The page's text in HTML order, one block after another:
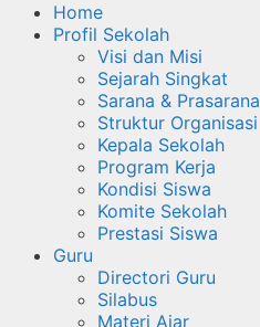
Home
Profil Sekolah
Visi dan Misi
Sejarah Singkat
Sarana & Prasarana
Struktur Organisasi
Kepala Sekolah
Program Kerja
Kondisi Siswa
Komite Sekolah
Prestasi Siswa
Guru
Directori Guru
Silabus
Materi Ajar